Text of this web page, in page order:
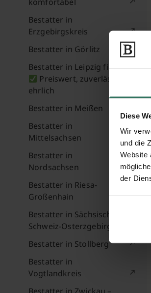
Diese
Wir
und die
Website
der
Bestatter in
Erzgebirgskreis
Bestatter in Görlitz
Bestatter in Leipzig finden
Preiswert, zuverlässig &
ehrlich
Bestatter in Meißen
Bestatter in
Mittelsachsen
Bestatter in
Nordsachsen
Bestatter in Riesa-
Großenhain
Bestatter in Sächsische
Schweiz-Osterzgebirge
Bestatter in Stollberg
Bestatter in
Vogtlandkreis